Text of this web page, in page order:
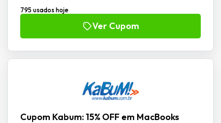
795 usados hoje
Ver Cupom
Cupom Kabum: 15% OFF em MacBooks